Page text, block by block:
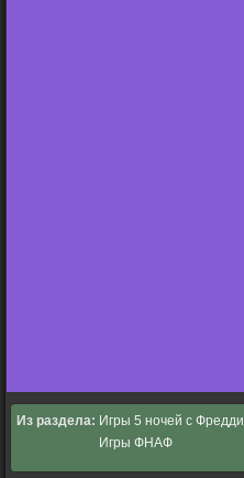
Из раздела: Игры 5 ночей с Фредди
Игры ФНАФ